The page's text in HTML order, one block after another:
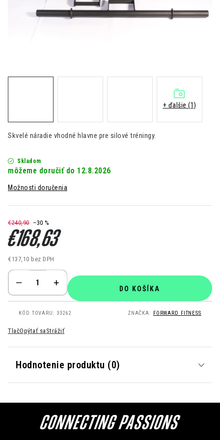
Moja objednávka Hodnotenie obchodu
Skvelé náradie vhodné hlavne pre silové tréningy.
Skladom
12.8.2026
Možnosti doručenia
€240,90 –30 %
€168,63
€137,10 bez DPH
Jednotková cena:
DO KOŠÍKA
KÓD TOVARU: 33262 ZNAČKA: FORWARD FITNESS
TlačOpýtať sa Strážiť
+ ďalšie (1)
Hodnotenie produktu (0)